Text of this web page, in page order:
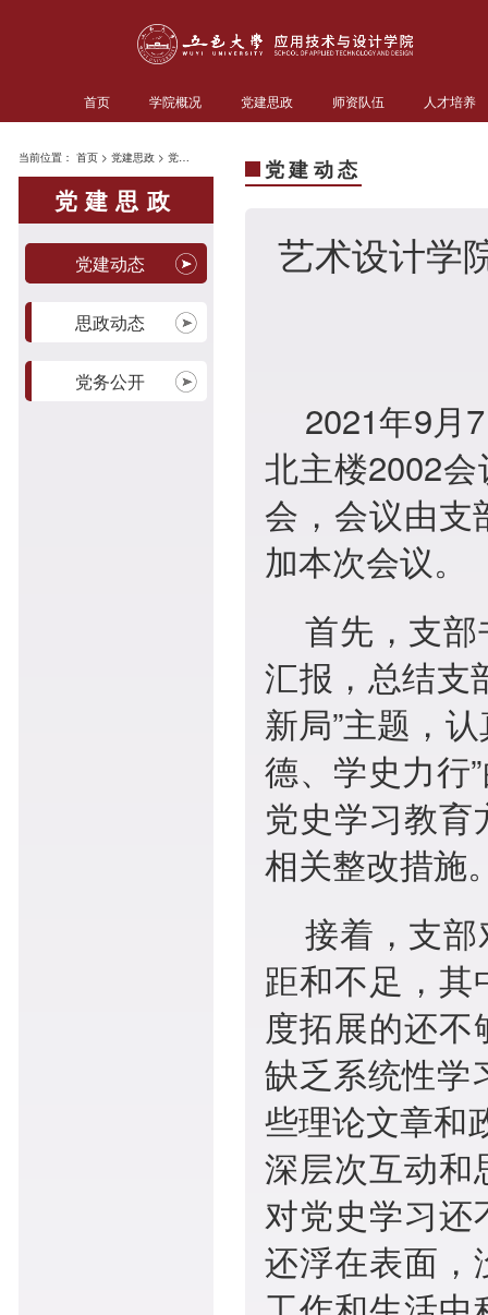
首页 学院概况 党建思政 师资队伍 人才培养
当前位置： 首页 >党建思政 >党建动态
党建思政
党建动态
思政动态
党务公开
党建动态
艺术设计学
2021年9月
北主楼2002
会，会议由支
加本次会议。
首先，支
汇报，总结支
新局”主题，
德、学史力行
党史学习教
相关整改措施
接着，支
距和不足，
度拓展的还
缺乏系统性学
些理论文章和
深层次互动和
对党史学习
还浮在表面，